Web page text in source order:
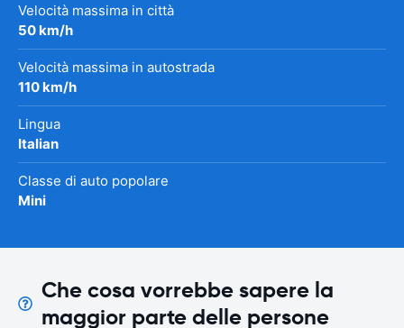
Velocità massima in città
50 km/h
Velocità massima in autostrada
110 km/h
Lingua
Italian
Classe di auto popolare
Mini
Che cosa vorrebbe sapere la
maggior parte delle persone